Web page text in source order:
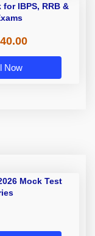
for IBPS, RRB &
Now
Mock Test